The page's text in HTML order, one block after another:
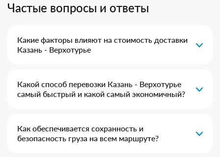
Частые вопросы и ответы
Какие факторы влияют на стоимость доставки
Казань - Верхотурье
Какой способ перевозки Казань - Верхотурье
самый быстрый и какой самый экономичный?
Как обеспечивается сохранность и
безопасность груза на всем маршруте?